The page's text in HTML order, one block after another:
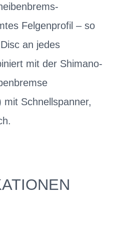
Felgenprofil – so
an jedes
mit der Shimano-
Schnellspanner,